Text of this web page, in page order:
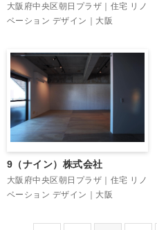
大阪府中央区朝日プラザ｜住宅 リノ
ベーション デザイン｜大阪
9（ナイン）株式会社
大阪府中央区朝日プラザ｜住宅 リノ
ベーション デザイン｜大阪